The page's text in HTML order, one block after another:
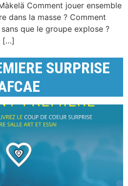
Comment jouer ensemble
dans la masse ? Comment
que le groupe explose ?
[…]
SURPRISE